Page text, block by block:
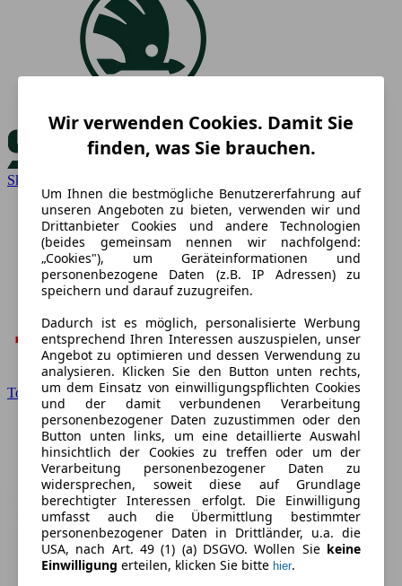
Skoda
Toyota
Wir verwenden Cookies. Damit Sie
finden, was Sie brauchen.
Um Ihnen die bestmögliche Benutzererfahrung auf
unseren Angeboten zu bieten, verwenden wir und
Drittanbieter Cookies und andere Technologien
(beides gemeinsam nennen wir nachfolgend:
„Cookies"), um Geräteinformationen und
personenbezogene Daten (z.B. IP Adressen) zu
speichern und darauf zuzugreifen.
Dadurch ist es möglich, personalisierte Werbung
entsprechend Ihren Interessen auszuspielen, unser
Angebot zu optimieren und dessen Verwendung zu
analysieren. Klicken Sie den Button unten rechts,
um dem Einsatz von einwilligungspflichten Cookies
und der damit verbundenen Verarbeitung
personenbezogener Daten zuzustimmen oder den
Button unten links, um eine detaillierte Auswahl
hinsichtlich der Cookies zu treffen oder um der
Verarbeitung personenbezogener Daten zu
widersprechen, soweit diese auf Grundlage
berechtigter Interessen erfolgt. Die Einwilligung
umfasst auch die Übermittlung bestimmter
personenbezogener Daten in Drittländer, u.a. die
USA, nach Art. 49 (1) (a) DSGVO. Wollen Sie keine
Einwilligung erteilen, klicken Sie bitte hier.